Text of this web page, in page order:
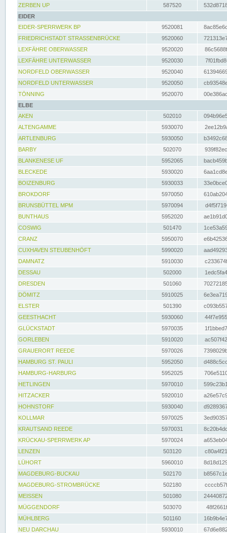
ZERBEN UP
587520
EIDER
EIDER-SPERRWERK BP
9520081
FRIEDRICHSTADT STRASSENBRÜCKE
9520060
LEXFÄHRE OBERWASSER
9520020
LEXFÄHRE UNTERWASSER
9520030
NORDFELD OBERWASSER
9520040
NORDFELD UNTERWASSER
9520050
TÖNNING
9520070
ELBE
AKEN
502010
ALTENGAMME
5930070
ARTLENBURG
5930050
BARBY
502070
BLANKENESE UF
5952065
BLECKEDE
5930020
BOIZENBURG
5930033
BROKDORF
5970050
BRUNSBÜTTEL MPM
5970094
BUNTHAUS
5952020
COSWIG
501470
CRANZ
5950070
CUXHAVEN STEUBENHÖFT
5990020
DAMNATZ
5910030
DESSAU
502000
DRESDEN
501060
DÖMITZ
5910025
ELSTER
501390
GEESTHACHT
5930060
GLÜCKSTADT
5970035
GORLEBEN
5910020
GRAUERORT REEDE
5970026
HAMBURG ST. PAULI
5952050
HAMBURG-HARBURG
5952025
HETLINGEN
5970010
HITZACKER
5920010
HOHNSTORF
5930040
KOLLMAR
5970025
KRAUTSAND REEDE
5970031
KRÜCKAU-SPERRWERK AP
5970024
LENZEN
503120
LÜHORT
5960010
MAGDEBURG-BUCKAU
502170
MAGDEBURG-STROMBRÜCKE
502180
MEISSEN
501080
MÜGGENDORF
503070
MÜHLBERG
501160
NEU DARCHAU
5930010